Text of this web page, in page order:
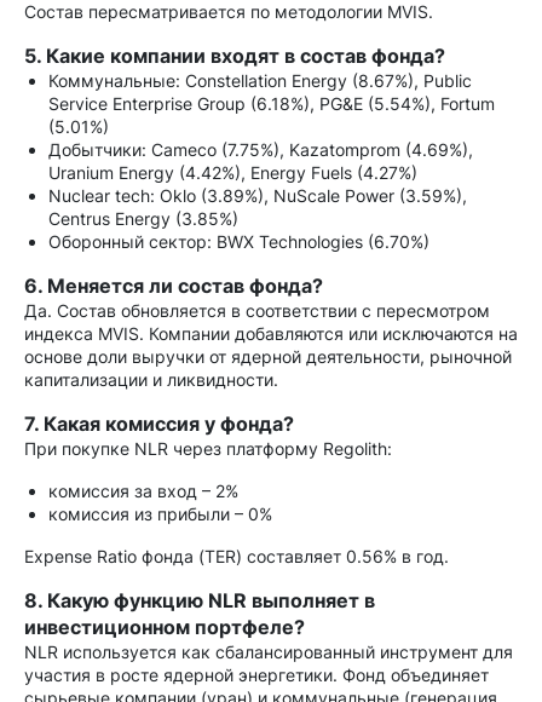
Состав пересматривается по методологии MVIS.
5. Какие компании входят в состав фонда?
Коммунальные: Constellation Energy (8.67%), Public
Service Enterprise Group (6.18%), PG&E (5.54%), Fortum
(5.01%)
Добытчики: Cameco (7.75%), Kazatomprom (4.69%),
Uranium Energy (4.42%), Energy Fuels (4.27%)
Nuclear tech: Oklo (3.89%), NuScale Power (3.59%),
Centrus Energy (3.85%)
Оборонный сектор: BWX Technologies (6.70%)
6. Меняется ли состав фонда?
Да. Состав обновляется в соответствии с пересмотром
индекса MVIS. Компании добавляются или исключаются на
основе доли выручки от ядерной деятельности, рыночной
капитализации и ликвидности.
7. Какая комиссия у фонда?
При покупке NLR через платформу Regolith:
комиссия за вход – 2%
комиссия из прибыли – 0%
Expense Ratio фонда (TER) составляет 0.56% в год.
8. Какую функцию NLR выполняет в
инвестиционном портфеле?
NLR используется как сбалансированный инструмент для
участия в росте ядерной энергетики. Фонд объединяет
сырьевые компании (уран) и коммунальные (генерация